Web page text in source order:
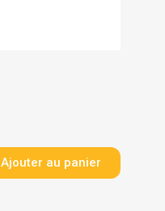
Ajouter au panier